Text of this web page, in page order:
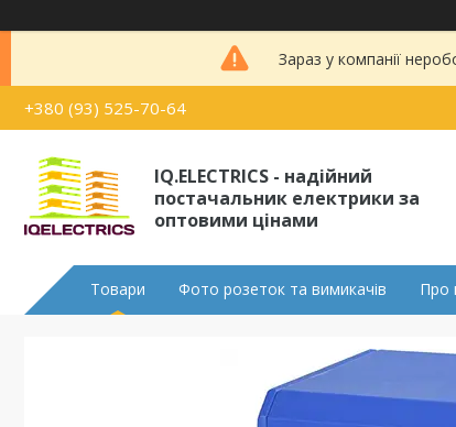
Зараз у компанії
+380 (93) 525-70-64
IQ.ELECTRICS - надійний
постачальник електрики за
оптовими цінами
Товари Фото розеток та вимикачів Про